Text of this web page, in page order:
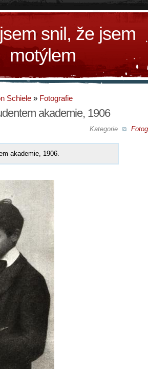
snil, že jsem
motýlem
Schiele » Fotografie
akademie, 1906
Kategorie
akademie, 1906.